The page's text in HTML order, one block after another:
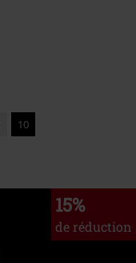
10
15%
de réduction